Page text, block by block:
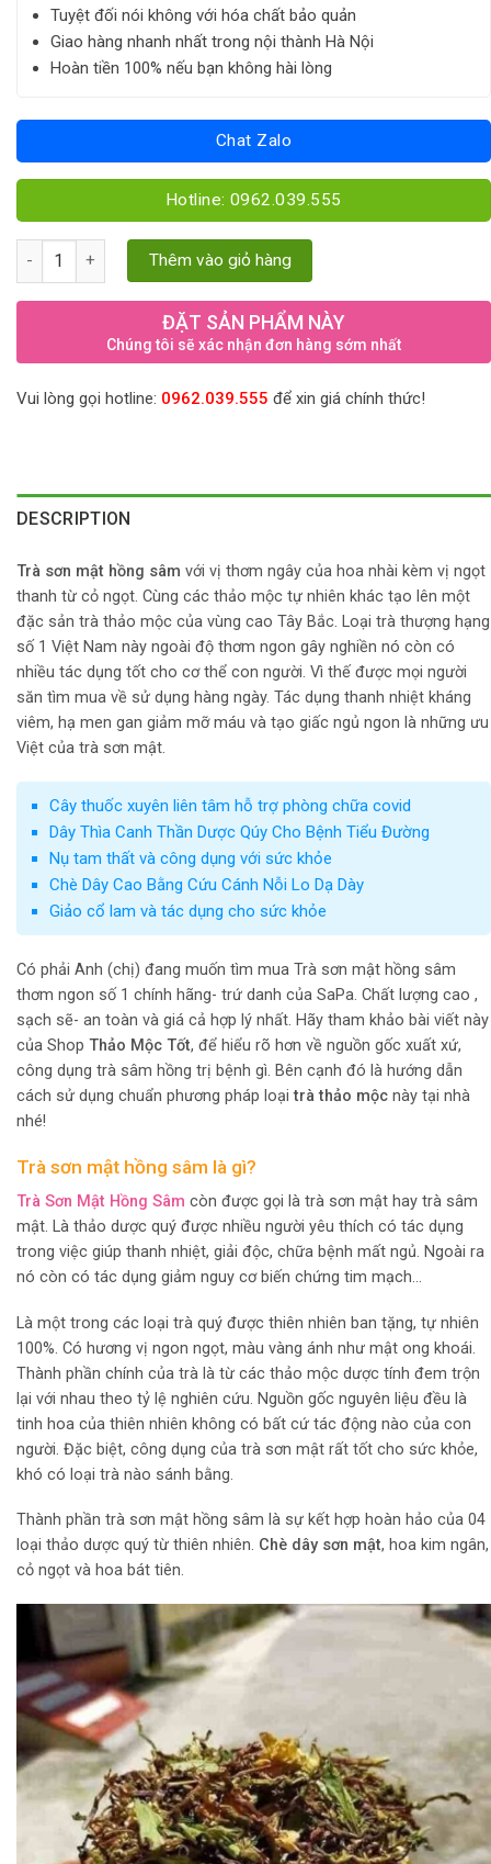
Tuyệt đối nói không với hóa chất bảo quản
Giao hàng nhanh nhất trong nội thành Hà Nội
Hoàn tiền 100% nếu bạn không hài lòng
Chat Zalo
Hotline: 0962.039.555
Trà sơn mật hồng sâm Sapa quantity
Thêm vào giỏ hàng
ĐẶT SẢN PHẨM NÀY
Chúng tôi sẽ xác nhận đơn hàng sớm nhất
Vui lòng gọi hotline: 0962.039.555 để xin giá chính thức!
DESCRIPTION
Trà sơn mật hồng sâm với vị thơm ngây của hoa nhài kèm vị ngọt
thanh từ cỏ ngọt. Cùng các thảo mộc tự nhiên khác tạo lên một
đặc sản trà thảo mộc của vùng cao Tây Bắc. Loại trà thượng hạng
số 1 Việt Nam này ngoài độ thơm ngon gây nghiền nó còn có
nhiều tác dụng tốt cho cơ thể con người. Vì thế được mọi người
săn tìm mua về sử dụng hàng ngày. Tác dụng thanh nhiệt kháng
viêm, hạ men gan giảm mỡ máu và tạo giấc ngủ ngon là những ưu
Việt của trà sơn mật.
Cây thuốc xuyên liên tâm hỗ trợ phòng chữa covid
Dây Thìa Canh Thần Dược Qúy Cho Bệnh Tiểu Đường
Nụ tam thất và công dụng với sức khỏe
Chè Dây Cao Bằng Cứu Cánh Nỗi Lo Dạ Dày
Giảo cổ lam và tác dụng cho sức khỏe
Có phải Anh (chị) đang muốn tìm mua Trà sơn mật hồng sâm
thơm ngon số 1 chính hãng- trứ danh của SaPa. Chất lượng cao ,
sạch sẽ- an toàn và giá cả hợp lý nhất. Hãy tham khảo bài viết này
của Shop Thảo Mộc Tốt, để hiểu rõ hơn về nguồn gốc xuất xứ,
công dụng trà sâm hồng trị bệnh gì. Bên cạnh đó là hướng dẫn
cách sử dụng chuẩn phương pháp loại trà thảo mộc này tại nhà
nhé!
Trà sơn mật hồng sâm là gì?
Trà Sơn Mật Hồng Sâm còn được gọi là trà sơn mật hay trà sâm
mật. Là thảo dược quý được nhiều người yêu thích có tác dụng
trong việc giúp thanh nhiệt, giải độc, chữa bệnh mất ngủ. Ngoài ra
nó còn có tác dụng giảm nguy cơ biến chứng tim mạch…
Là một trong các loại trà quý được thiên nhiên ban tặng, tự nhiên
100%. Có hương vị ngon ngọt, màu vàng ánh như mật ong khoái.
Thành phần chính của trà là từ các thảo mộc dược tính đem trộn
lại với nhau theo tỷ lệ nghiên cứu. Nguồn gốc nguyên liệu đều là
tinh hoa của thiên nhiên không có bất cứ tác động nào của con
người. Đặc biệt, công dụng của trà sơn mật rất tốt cho sức khỏe,
khó có loại trà nào sánh bằng.
Thành phần trà sơn mật hồng sâm là sự kết hợp hoàn hảo của 04
loại thảo dược quý từ thiên nhiên. Chè dây sơn mật, hoa kim ngân,
cỏ ngọt và hoa bát tiên.